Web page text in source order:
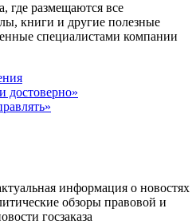
где размещаются все
книги и другие полезные
специалистами компании
достоверно»
информация о новостях
обзоры правовой и
госзаказа